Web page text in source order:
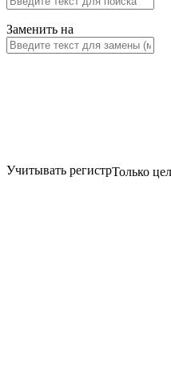
Заменить на
Учитывать регистрТолько